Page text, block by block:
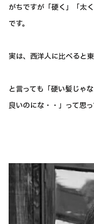
がちですが「硬く」「太
です。
実は、西洋人に比べると
と言っても「硬い髪じゃ
良いのにな・・」って思っ